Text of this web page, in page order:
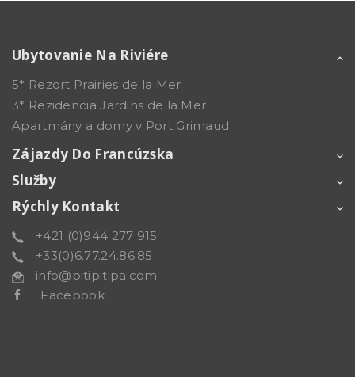
Ubytovanie Na Riviére
5* Rezort Prairies de la Mer
3* Rezidencia Jardins de la Mer
Apartmány a domy v Port Grimaud
Zájazdy Do Francúzska
Služby
Rýchly Kontakt
+421 (0)944 277 915
+33(0)6.77.24.86.85
info@pitipitipa.com
Facebook